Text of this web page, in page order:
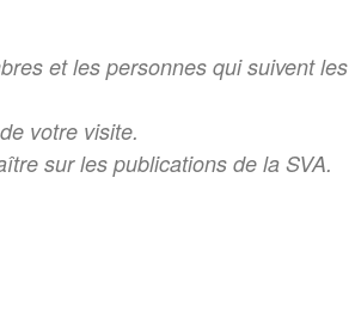
et les personnes qui suivent les
votre visite.
sur les publications de la SVA.